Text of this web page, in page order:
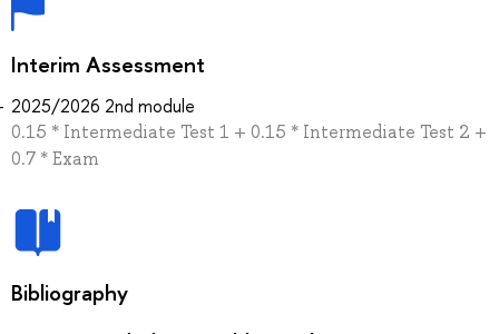
Interim Assessment
2025/2026 2nd module
0.15 * Intermediate Test 1 + 0.15 * Intermediate Test 2 +
0.7 * Exam
Bibliography